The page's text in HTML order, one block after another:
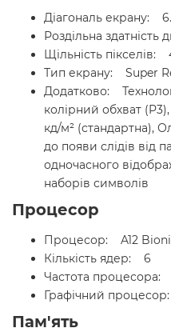
Діагональ екрану:
Роздільна
Щільність пікселів:
Тип екрану: Super
Додатково:
колірний обхват
кд/м² (стандартна),
до появи слідів від
одночасного
наборів символів
Процесор
Процесор: A12
Кількість ядер: 6
Частота процесора:
Графічний
Пам'ять